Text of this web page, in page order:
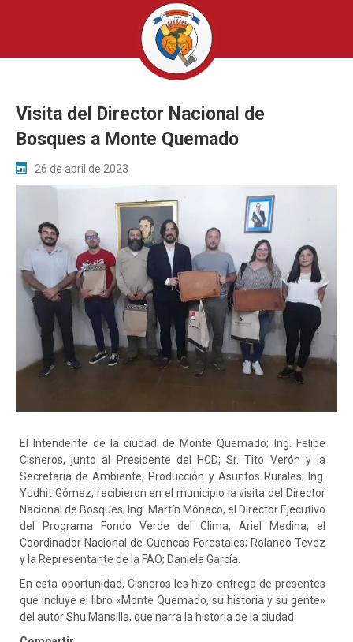
Visita del Director Nacional de
Bosques a Monte Quemado
26 de abril de 2023
El Intendente de la ciudad de Monte Quemado; Ing. Felipe
Cisneros, junto al Presidente del HCD; Sr. Tito Verón y la
Secretaria de Ambiente, Producción y Asuntos Rurales; Ing.
Yudhit Gómez; recibieron en el municipio la visita del Director
Nacional de Bosques; Ing. Martín Mónaco, el Director Ejecutivo
del Programa Fondo Verde del Clima; Ariel Medina, el
Coordinador Nacional de Cuencas Forestales; Rolando Tevez
y la Representante de la FAO; Daniela García.
En esta oportunidad, Cisneros les hizo entrega de presentes
que incluye el libro «Monte Quemado, su historia y su gente»
del autor Shu Mansilla, que narra la historia de la ciudad.